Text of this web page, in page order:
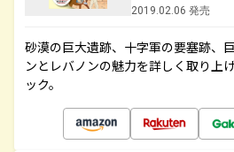
2019.02.06 発売
砂漠の巨大遺跡、十字軍の要塞跡、
ンとレバノンの魅力を詳しく取り上
ック。